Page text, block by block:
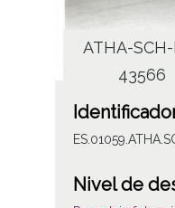
ATHA-
43566
Nivel de